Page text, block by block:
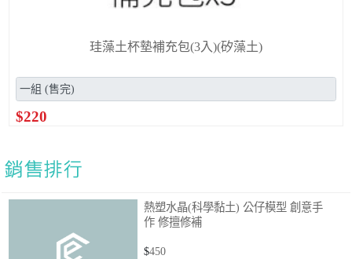
珪藻土杯墊補充包(3入)(矽藻土)
$220
熱塑水晶(科學黏土) 公仔模型 創意手
作 修擅修補
$450